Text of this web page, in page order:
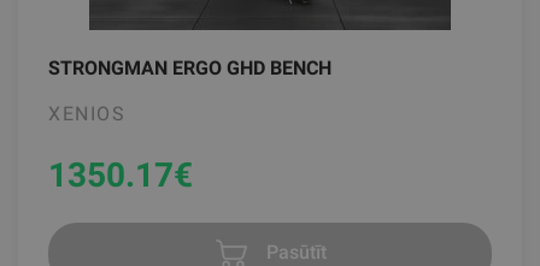
STRONGMAN ERGO GHD BENCH
XENIOS
1350.17€
Pasūtīt